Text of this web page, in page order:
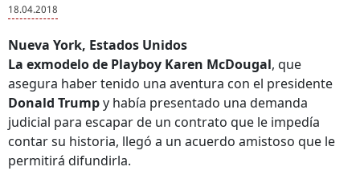
18.04.2018
Nueva York, Estados Unidos
La exmodelo de Playboy Karen McDougal, que
asegura haber tenido una aventura con el presidente
Donald Trumpy había presentado una demanda
judicial para escapar de un contrato que le impedía
contar su historia, llegó a un acuerdo amistoso que le
permitirá difundirla.